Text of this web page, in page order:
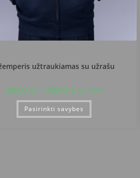
užtraukiamas su užrašu
38,00€ – 39,00€ su PVM
Pasirinkti savybes